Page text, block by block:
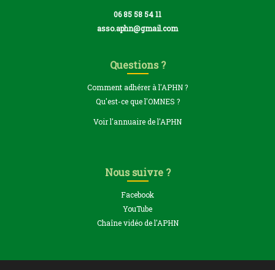
06 85 58 54 11
asso.aphn@gmail.com
Questions ?
Comment adhérer à l'APHN ?
Qu'est-ce que l'OMNES ?
Voir l'annuaire de l'APHN
Nous suivre ?
Facebook
YouTube
Chaîne vidéo de l'APHN